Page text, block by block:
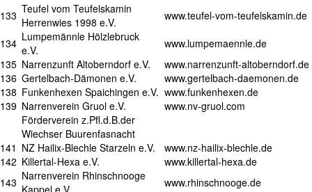
133 Teufel vom Teufelskamin
Herrenwies 1998 e.V.
www.teufel-vom-teufelskamin.de
134 Lumpemännle Hölzlebruck
e.V.
www.lumpemaennle.de
135 Narrenzunft Altoberndorf e.V.
www.narrenzunft-altoberndorf.de
136 Gertelbach-Dämonen e.V.
www.gertelbach-daemonen.de
138 Funkenhexen Spaichingen e.V. www.funkenhexen.de
139 Narrenverein Gruol e.V.
www.nv-gruol.com
Förderverein z.Pfl.d.B.der
Wiechser Buurenfasnacht
141 NZ Hailix-Blechle Starzeln e.V.
www.nz-hailix-blechle.de
142 Killertal-Hexa e.V.
www.killertal-hexa.de
143 Narrenverein Rhinschnooge
Kappel e.V.
www.rhinschnooge.de